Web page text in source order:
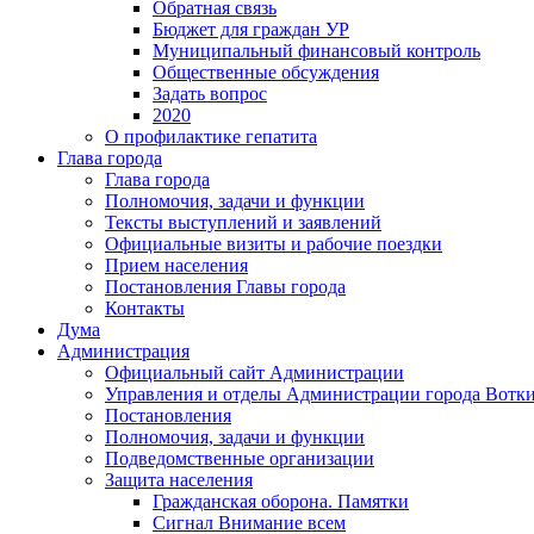
Обратная связь
Бюджет для граждан УР
Муниципальный финансовый контроль
Общественные обсуждения
Задать вопрос
2020
О профилактике гепатита
Глава города
Глава города
Полномочия, задачи и функции
Тексты выступлений и заявлений
Официальные визиты и рабочие поездки
Прием населения
Постановления Главы города
Контакты
Дума
Администрация
Официальный сайт Администрации
Управления и отделы Администрации города
Постановления
Полномочия, задачи и функции
Подведомственные организации
Защита населения
Гражданская оборона. Памятки
Сигнал Внимание всем